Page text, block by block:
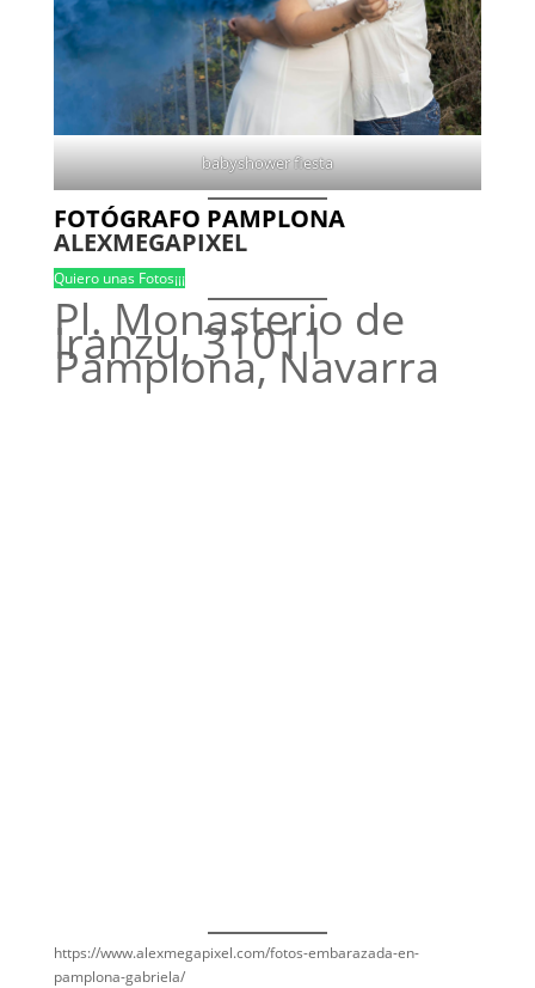
babyshower fiesta
FOTÓGRAFO PAMPLONA
ALEXMEGAPIXEL
Quiero unas Fotos¡¡¡
Pl. Monasterio de
Iranzu, 31011
Pamplona, Navarra
https://www.alexmegapixel.com/fotos-embarazada-en-
pamplona-gabriela/